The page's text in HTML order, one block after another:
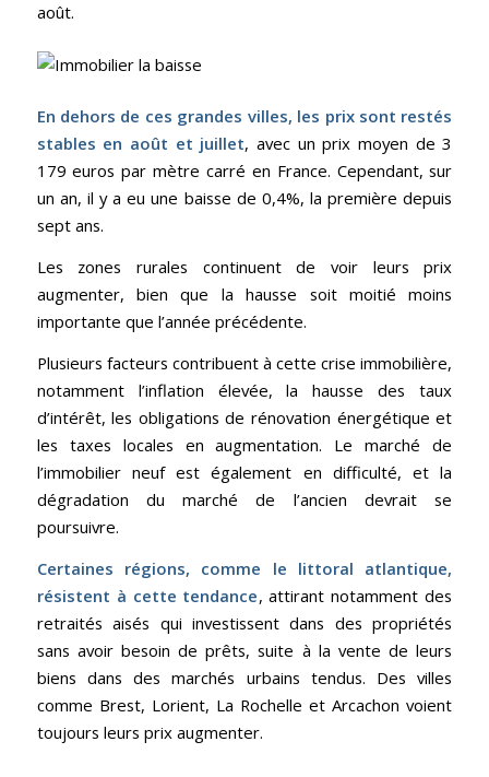
août.
En dehors de ces grandes villes, les prix sont restés
stables en août et juillet, avec un prix moyen de 3
179 euros par mètre carré en France. Cependant, sur
un an, il y a eu une baisse de 0,4%, la première depuis
sept ans.
Les zones rurales continuent de voir leurs prix
augmenter, bien que la hausse soit moitié moins
importante que l’année précédente.
Plusieurs facteurs contribuent à cette crise immobilière,
notamment l’inflation élevée, la hausse des taux
d’intérêt, les obligations de rénovation énergétique et
les taxes locales en augmentation. Le marché de
l’immobilier neuf est également en difficulté, et la
dégradation du marché de l’ancien devrait se
poursuivre.
Certaines régions, comme le littoral atlantique,
résistent à cette tendance, attirant notamment des
retraités aisés qui investissent dans des propriétés
sans avoir besoin de prêts, suite à la vente de leurs
biens dans des marchés urbains tendus. Des villes
comme Brest, Lorient, La Rochelle et Arcachon voient
toujours leurs prix augmenter.